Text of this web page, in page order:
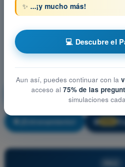
Conocimientos Generales de
Sistemas y Planta Motriz
¡Entrenamiento! 🔒
✨ ...¡y mucho más!
💻 Descubre el
Aun así, puedes continuar con la
acceso al 75% de las
simulaciones